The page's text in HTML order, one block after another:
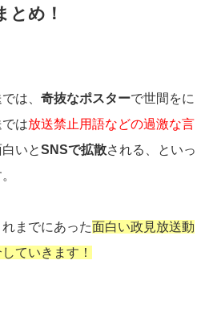
とめ！
は、 奇抜なポスターで世間をに
は放送禁止用語などの過激な言
いとSNSで拡散される、といっ
までにあった面白い政見放送動
ていきます！